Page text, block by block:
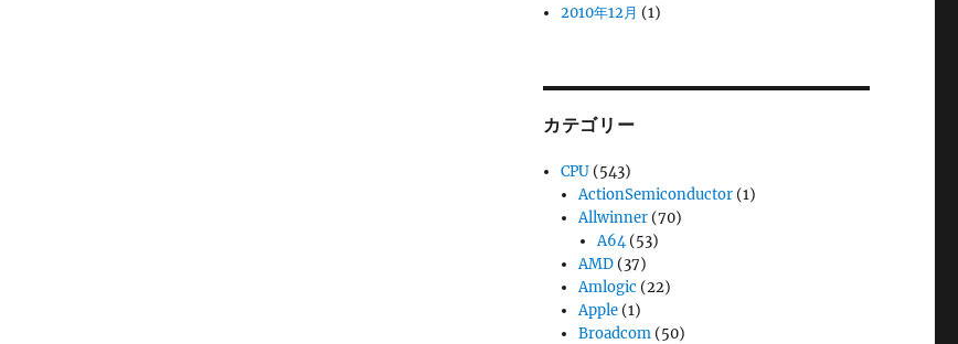
2010年12月 (1)
カテゴリー
CPU (543)
ActionSemiconductor (1)
Allwinner (70)
A64(53)
AMD (37)
Amlogic (22)
Apple (1)
Broadcom (50)